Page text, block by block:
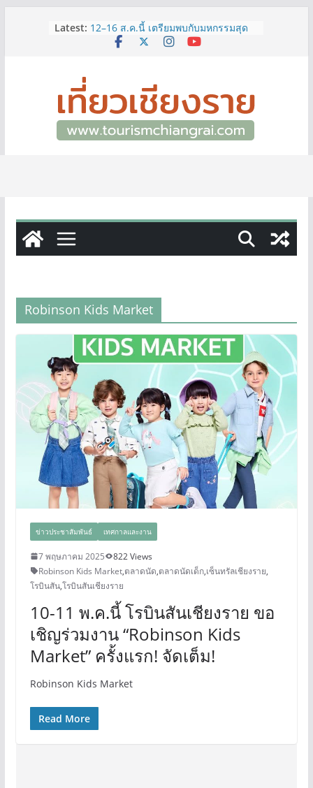
Latest: 12–16 ส.ค.นี้ เตรียมพบกับมหกรรมสุด
ยิ่งใหญ่แห่งปี “อุตสาหกรรมแฟร์ ล้านนา
ยกระดับตลาดสด 100 ปี สู่พิพิธภัณฑ์
ศิลปะมีชีวิต หนุนเศรษฐกิจสร้างสรรค์
และการท่องเที่ยวของเมือง
ททท.สำนักงานเชียงราย ชวนเที่ยว
เชียงรายหน้าฝน ให้ชุ่มฉ่ำหัวใจไปกับ
ดีมีให้เลือกหลากหลายทั้ง 301 หมายเลข
3 พิกัด ที่เที่ยวชมงานเทศกาลโล้ชิงช้า
Robinson Kids Market
ข่าวประชาสัมพันธ์ เทศกาลและงาน
7 พฤษภาคม 2025
822 Views
Robinson Kids Market,ตลาดนัด,ตลาดนัดเด็ก,เซ็นทรัลเชียงราย,
โรบินสัน,โรบินสันเชียงราย
10-11 พ.ค.นี้ โรบินสันเชียงราย ขอ
เชิญร่วมงาน “Robinson Kids
Market” ครั้งแรก! จัดเต็ม!
Robinson Kids Market
Read More